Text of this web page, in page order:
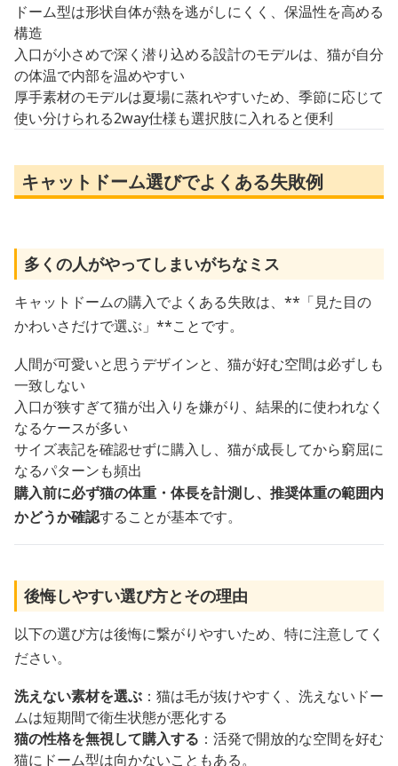
ドーム型は形状自体が熱を逃がしにくく、保温性を高める
構造
入口が小さめで深く潜り込める設計のモデルは、猫が自分
の体温で内部を温めやすい
厚手素材のモデルは夏場に蒸れやすいため、季節に応じて
使い分けられる2way仕様も選択肢に入れると便利
キャットドーム選びでよくある失敗例
多くの人がやってしまいがちなミス
キャットドームの購入でよくある失敗は、**「見た目の
かわいさだけで選ぶ」**ことです。
人間が可愛いと思うデザインと、猫が好む空間は必ずしも
一致しない
入口が狭すぎて猫が出入りを嫌がり、結果的に使われなく
なるケースが多い
サイズ表記を確認せずに購入し、猫が成長してから窮屈に
なるパターンも頻出
購入前に必ず猫の体重・体長を計測し、推奨体重の範囲内
かどうか確認することが基本です。
後悔しやすい選び方とその理由
以下の選び方は後悔に繋がりやすいため、特に注意してく
ださい。
洗えない素材を選ぶ ：猫は毛が抜けやすく、洗えないドー
ムは短期間で衛生状態が悪化する
猫の性格を無視して購入する ：活発で開放的な空間を好む
猫にドーム型は向かないこともある。